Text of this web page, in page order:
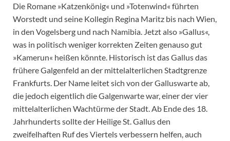
Die Romane »Katzenkönig« und »Totenwind« führten
Worstedt und seine Kollegin Regina Maritz bis nach Wien,
in den Vogelsberg und nach Namibia. Jetzt also »Gallus«,
was in politisch weniger korrekten Zeiten genauso gut
»Kamerun« heißen könnte. Historisch ist das Gallus das
frühere Galgenfeld an der mittelalterlichen Stadtgrenze
Frankfurts. Der Name leitet sich von der Galluswarte ab,
die jedoch eigentlich die Galgenwarte war, einer der vier
mittelalterlichen Wachtürme der Stadt. Ab Ende des 18.
Jahrhunderts sollte der Heilige St. Gallus den
zweifelhaften Ruf des Viertels verbessern helfen, auch